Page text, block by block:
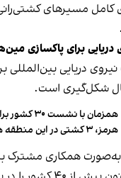
کامل مسیرهای
برای پاکسازی
دریایی بین‌المللی
شکل‌گیری است.
همزمان با
هرمز، ۳ کشتی در این منطقه هدف قرار گرفتند
به‌صورت همکاری مشترک